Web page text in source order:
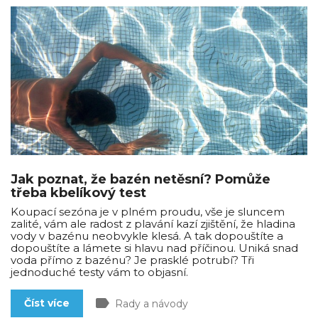
Jak poznat, že bazén netěsní? Pomůže
třeba kbelíkový test
Koupací sezóna je v plném proudu, vše je sluncem
zalité, vám ale radost z plavání kazí zjištění, že hladina
vody v bazénu neobvykle klesá. A tak dopouštíte a
dopouštíte a lámete si hlavu nad příčinou. Uniká snad
voda přímo z bazénu? Je prasklé potrubí? Tři
jednoduché testy vám to objasní.
Číst více label Rady a návody